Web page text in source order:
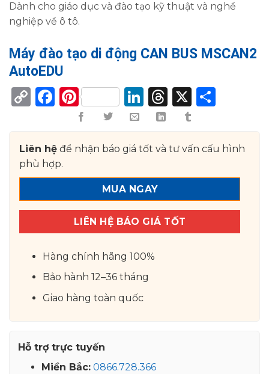
Dành cho giáo dục và đào tạo kỹ thuật và nghề
nghiệp về ô tô.
Máy đào tạo di động CAN BUS MSCAN2
AutoEDU
CopyFacebook
PinterestLinkedIn
Threads
X
Liên hệ để nhận báo giá tốt và tư vấn cấu hình
phù hợp.
MUA NGAY
LIÊN HỆ BÁO GIÁ TỐT
Hàng chính hãng 100%
Bảo hành 12–36 tháng
Giao hàng toàn quốc
Hỗ trợ trực tuyến
Miền Bắc: 0866.728.366